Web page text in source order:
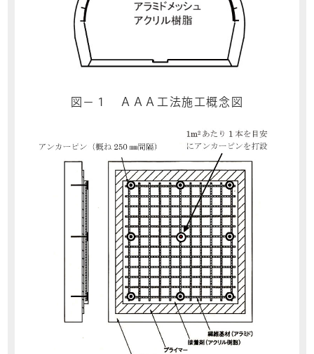
図－１ ＡＡＡ工法施工概念図